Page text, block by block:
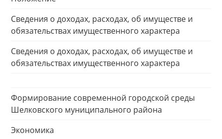
Сведения о доходах, расходах, об имуществе и
обязательствах имущественного характера
Сведения о доходах, расходах, об имуществе и
обязательствах имущественного характера
Формирование современной городской среды
Шелковского муниципального района
Экономика